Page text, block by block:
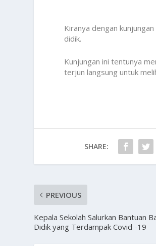
Kiranya dengan
didik.
Kunjungan ini tentunya
terjun langsung untuk
SHARE:
PREVIOUS
Kepala Sekolah Salurkan Bantuan
Didik yang Terdampak Covid -19